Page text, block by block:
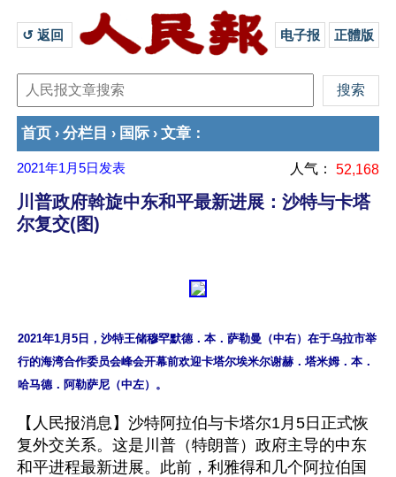
↺ 返回 电子报 正體版
首页 › 分栏目 › 国际 › 文章 ：
2021年1月5日 发表 人气： 52,168
川普政府斡旋中东和平最新进展：沙特与卡塔
尔复交(图)
2021年1月5日，沙特王储穆罕默德．本．萨勒曼（中右）在于乌拉市举
行的海湾合作委员会峰会开幕前欢迎卡塔尔埃米尔谢赫．塔米姆．本．
【人民报消息】沙特阿拉伯与卡塔尔1月5日正式恢
复外交关系。这是川普（特朗普）政府主导的中东
和平进程最新进展。此前，利雅得和几个阿拉伯国